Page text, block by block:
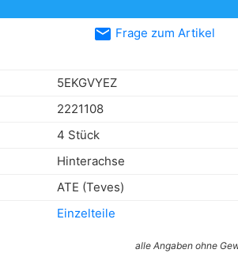
email Frage zum Artikel
5EKGVYEZ
2221108
4 Stück
Hinterachse
ATE (Teves)
Einzelteile
alle Angaben ohne